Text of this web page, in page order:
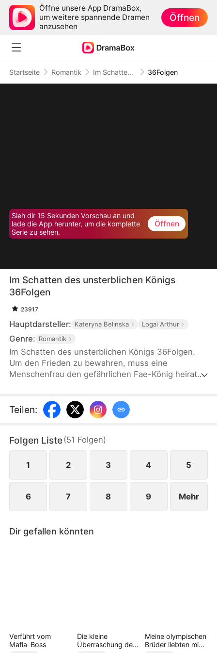
Öffne unsere App DramaBox,
um weitere spannende Dramen
anzusehen
Öffnen
Startseite Romantik Im Schatten des unsterblichen Königs 36Folgen
Sieh dir 15 Sekunden Vorschau an und
lade die App herunter, um die komplette
Serie zu sehen.
Öffnen
Im Schatten des unsterblichen Königs
36Folgen
23917
Hauptdarsteller: Kateryna Belinska Logai Arthur
Genre: Romantik
Im Schatten des unsterblichen Königs 36Folgen.
Um den Frieden zu bewahren, muss eine
Menschenfrau den gefährlichen Fae-König heiraten
Freiheit. Wird der König ihr Untergang oder ihr
Beschützer sein?
Teilen:
Folgen Liste(51 Folgen)
1 2 3 4 5
6 7 8 9 Mehr
Dir gefallen könnten
Verführt vom
Mafia-Boss
Die kleine
Überraschung des
Meine olympischen
Brüder liebten mich